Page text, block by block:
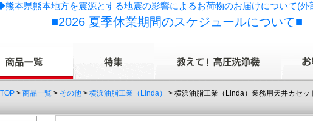
本県熊本地方を震源とする地震の影響によるお荷物のお届けについて(
■2026 夏季休業期間のスケジュールについて■
> 商品一覧 > その他 > 横浜油脂工業（Linda）
> 横浜油脂工業（Linda）業務用天井カセ